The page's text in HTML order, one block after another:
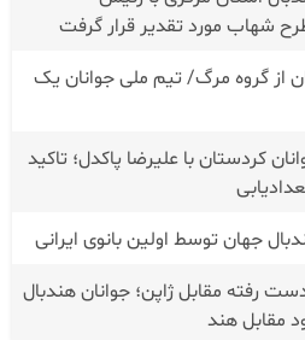
شهاب مورد تقدیر قرار گرفت
از گروه مرگ/ تیم ملی جوانان یک
کردستان با علیرضا پاکدل؛ تاکید
رفته مقابل ژاپن؛ جوانان هندبال
مقابل هند